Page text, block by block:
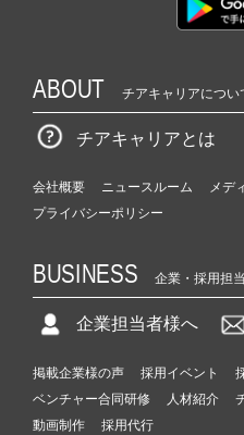
ABOUT チアキャリアについ
チアキャリアとは
会社概要 ニュースルーム
メデ
プライバシーポリシー
BUSINESS 企業・採用担
企業担当者様へ
掲載企業様の声 採用イベント
ベンチャー合同研修
人材紹介
動画制作
採用代行